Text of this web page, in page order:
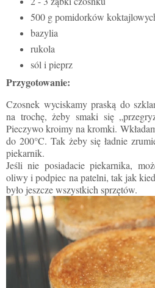
500 g pomidorków
bazylia
rukola
sól i pieprz
Przygotowanie:
Czosnek wyciskamy praską do
na trochę, żeby smaki się
Pieczywo kroimy na kromki.
do 200°C. Tak żeby się ładnie
piekarnik.
Jeśli nie posiadacie piekarnika,
oliwy i podpiec na patelni, tak jak
było jeszcze wszystkich sprzętów.